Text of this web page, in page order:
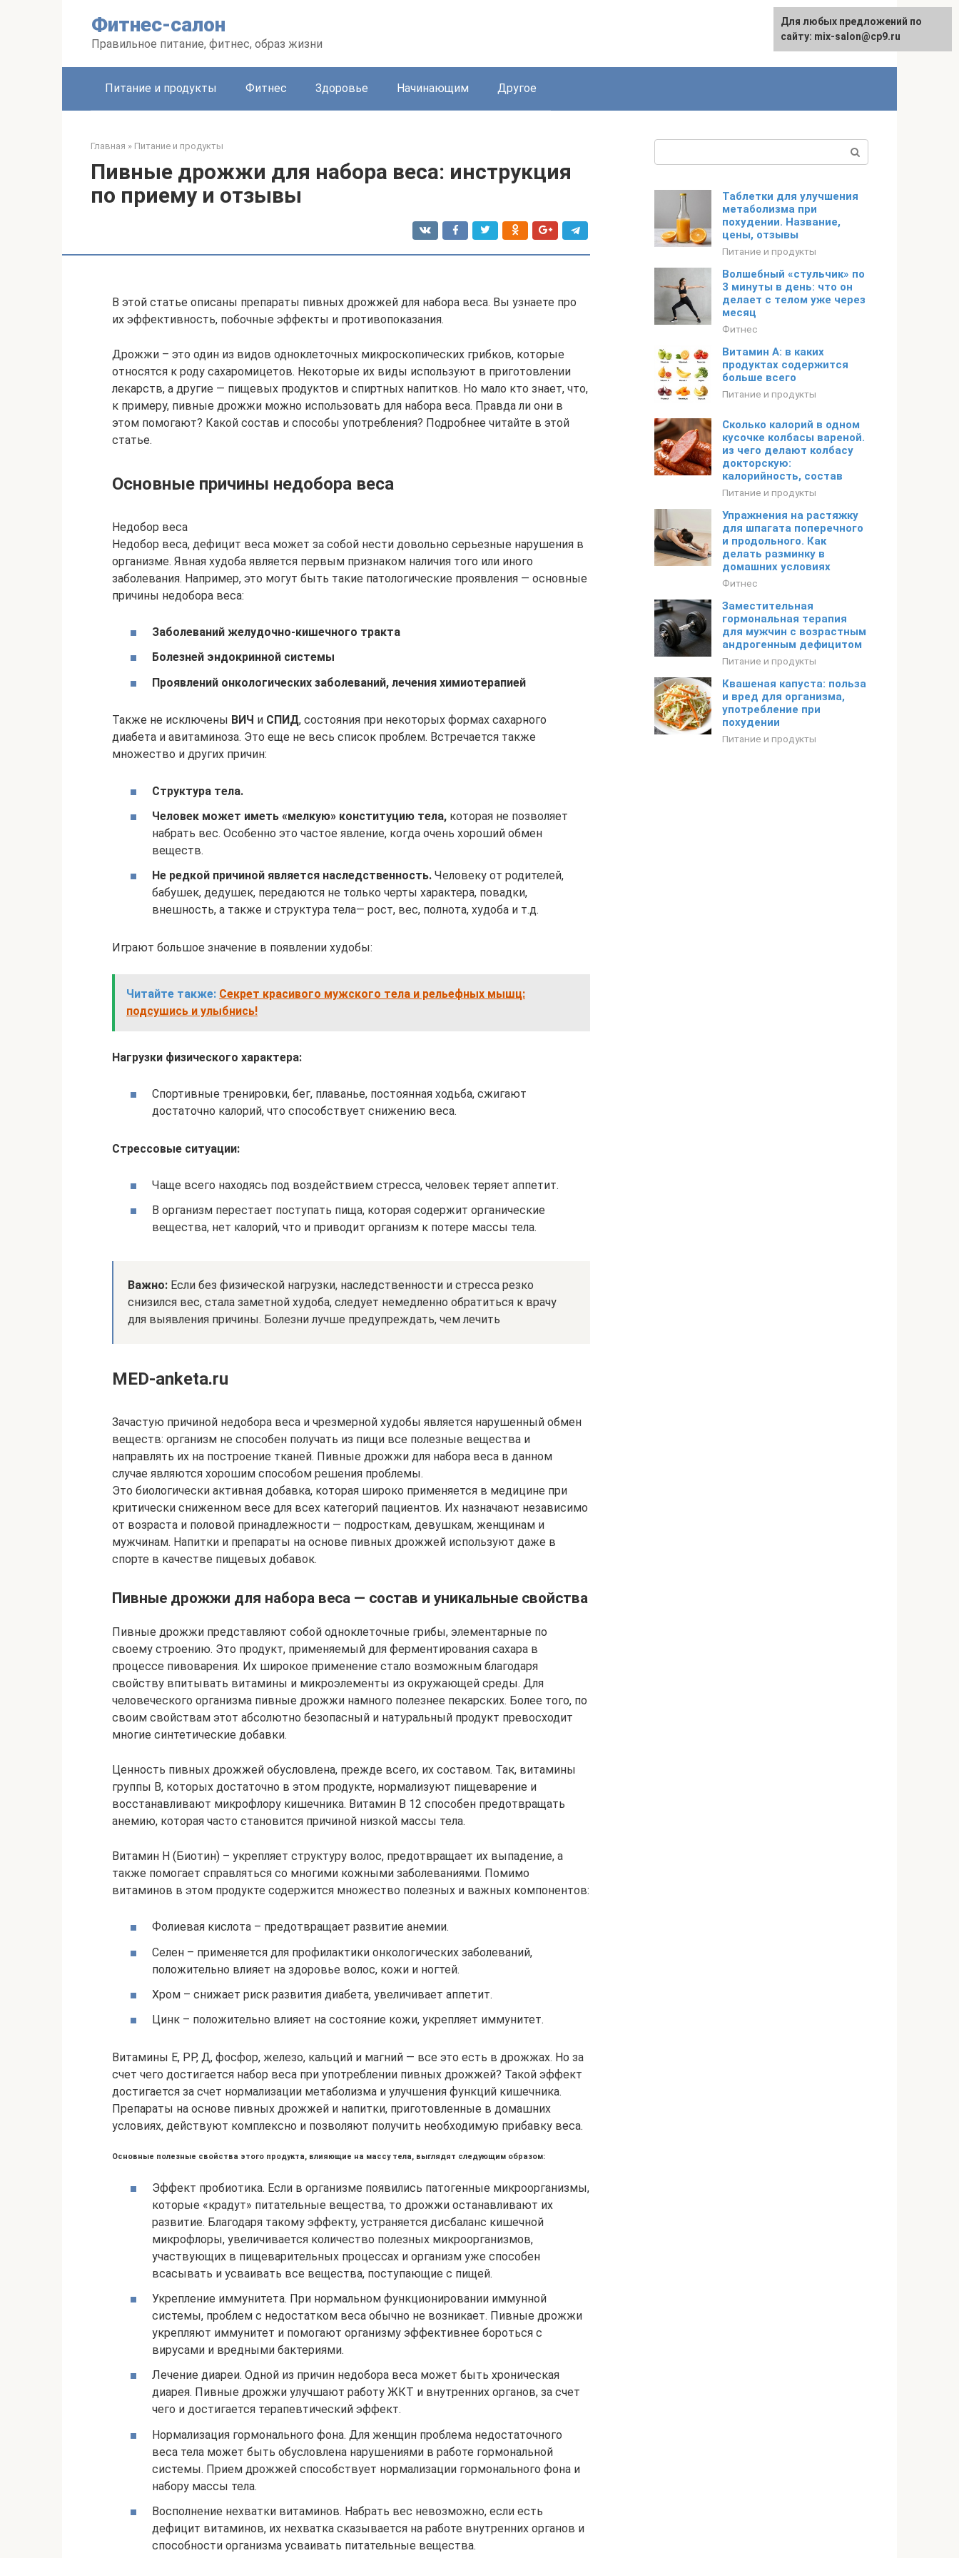
Фитнес-салон
Правильное питание, фитнес, образ жизни
Питание и продукты Фитнес Здоровье Начинающим Другое
Главная » Питание и продукты
Пивные дрожжи для набора веса: инструкция
по приему и отзывы
В этой статье описаны препараты пивных дрожжей для набора веса. Вы узнаете про
их эффективность, побочные эффекты и противопоказания.
Дрожжи – это один из видов одноклеточных микроскопических грибков, которые
относятся к роду сахаромицетов. Некоторые их виды используют в приготовлении
лекарств, а другие — пищевых продуктов и спиртных напитков. Но мало кто знает, что,
к примеру, пивные дрожжи можно использовать для набора веса. Правда ли они в
этом помогают? Какой состав и способы употребления? Подробнее читайте в этой
статье.
Основные причины недобора веса
Недобор веса
Недобор веса, дефицит веса может за собой нести довольно серьезные нарушения в
организме. Явная худоба является первым признаком наличия того или иного
заболевания. Например, это могут быть такие патологические проявления — основные
причины недобора веса:
Заболеваний желудочно-кишечного тракта
Болезней эндокринной системы
Проявлений онкологических заболеваний, лечения химиотерапией
Также не исключены ВИЧ и СПИД, состояния при некоторых формах сахарного
диабета и авитаминоза. Это еще не весь список проблем. Встречается также
множество и других причин:
Структура тела.
Человек может иметь «мелкую» конституцию тела, которая не позволяет
набрать вес. Особенно это частое явление, когда очень хороший обмен
веществ.
Не редкой причиной является наследственность. Человеку от родителей,
бабушек, дедушек, передаются не только черты характера, повадки,
внешность, а также и структура тела— рост, вес, полнота, худоба и т.д.
Играют большое значение в появлении худобы:
Читайте также: Секрет красивого мужского тела и рельефных мышц:
подсушись и улыбнись!
Нагрузки физического характера:
Спортивные тренировки, бег, плаванье, постоянная ходьба, сжигают
достаточно калорий, что способствует снижению веса.
Стрессовые ситуации:
Чаще всего находясь под воздействием стресса, человек теряет аппетит.
В организм перестает поступать пища, которая содержит органические
вещества, нет калорий, что и приводит организм к потере массы тела.
Важно: Если без физической нагрузки, наследственности и стресса резко
снизился вес, стала заметной худоба, следует немедленно обратиться к врачу
для выявления причины. Болезни лучше предупреждать, чем лечить
MED-anketa.ru
Зачастую причиной недобора веса и чрезмерной худобы является нарушенный обмен
веществ: организм не способен получать из пищи все полезные вещества и
направлять их на построение тканей. Пивные дрожжи для набора веса в данном
случае являются хорошим способом решения проблемы.
Это биологически активная добавка, которая широко применяется в медицине при
критически сниженном весе для всех категорий пациентов. Их назначают независимо
от возраста и половой принадлежности — подросткам, девушкам, женщинам и
мужчинам. Напитки и препараты на основе пивных дрожжей используют даже в
спорте в качестве пищевых добавок.
Пивные дрожжи для набора веса — состав и уникальные свойства
Пивные дрожжи представляют собой одноклеточные грибы, элементарные по
своему строению. Это продукт, применяемый для ферментирования сахара в
процессе пивоварения. Их широкое применение стало возможным благодаря
свойству впитывать витамины и микроэлементы из окружающей среды. Для
человеческого организма пивные дрожжи намного полезнее пекарских. Более того, по
своим свойствам этот абсолютно безопасный и натуральный продукт превосходит
многие синтетические добавки.
Ценность пивных дрожжей обусловлена, прежде всего, их составом. Так, витамины
группы B, которых достаточно в этом продукте, нормализуют пищеварение и
восстанавливают микрофлору кишечника. Витамин B 12 способен предотвращать
анемию, которая часто становится причиной низкой массы тела.
Витамин H (Биотин) – укрепляет структуру волос, предотвращает их выпадение, а
также помогает справляться со многими кожными заболеваниями. Помимо
витаминов в этом продукте содержится множество полезных и важных компонентов:
Фолиевая кислота – предотвращает развитие анемии.
Селен – применяется для профилактики онкологических заболеваний,
положительно влияет на здоровье волос, кожи и ногтей.
Хром – снижает риск развития диабета, увеличивает аппетит.
Цинк – положительно влияет на состояние кожи, укрепляет иммунитет.
Витамины Е, РР, Д, фосфор, железо, кальций и магний — все это есть в дрожжах. Но за
счет чего достигается набор веса при употреблении пивных дрожжей? Такой эффект
достигается за счет нормализации метаболизма и улучшения функций кишечника.
Препараты на основе пивных дрожжей и напитки, приготовленные в домашних
условиях, действуют комплексно и позволяют получить необходимую прибавку веса.
Основные полезные свойства этого продукта, влияющие на массу тела, выглядят следующим образом:
Эффект пробиотика. Если в организме появились патогенные микроорганизмы,
которые «крадут» питательные вещества, то дрожжи останавливают их
развитие. Благодаря такому эффекту, устраняется дисбаланс кишечной
микрофлоры, увеличивается количество полезных микроорганизмов,
участвующих в пищеварительных процессах и организм уже способен
всасывать и усваивать все вещества, поступающие с пищей.
Укрепление иммунитета. При нормальном функционировании иммунной
системы, проблем с недостатком веса обычно не возникает. Пивные дрожжи
укрепляют иммунитет и помогают организму эффективнее бороться с
вирусами и вредными бактериями.
Лечение диареи. Одной из причин недобора веса может быть хроническая
диарея. Пивные дрожжи улучшают работу ЖКТ и внутренних органов, за счет
чего и достигается терапевтический эффект.
Нормализация гормонального фона. Для женщин проблема недостаточного
веса тела может быть обусловлена нарушениями в работе гормональной
системы. Прием дрожжей способствует нормализации гормонального фона и
набору массы тела.
Восполнение нехватки витаминов. Набрать вес невозможно, если есть
дефицит витаминов, их нехватка сказывается на работе внутренних органов и
способности организма усваивать питательные вещества.
Таблетки для улучшения
метаболизма при
похудении. Название,
цены, отзывы
Питание и продукты
Волшебный «стульчик» по
3 минуты в день: что он
делает с телом уже через
месяц
Фитнес
Витамин А: в каких
продуктах содержится
больше всего
Питание и продукты
Сколько калорий в одном
кусочке колбасы вареной.
из чего делают колбасу
докторскую:
калорийность, состав
Питание и продукты
Упражнения на растяжку
для шпагата поперечного
и продольного. Как
делать разминку в
домашних условиях
Фитнес
Заместительная
гормональная терапия
для мужчин с возрастным
андрогенным дефицитом
Питание и продукты
Квашеная капуста: польза
и вред для организма,
употребление при
похудении
Питание и продукты
Для любых предложений по
сайту: mix-salon@cp9.ru